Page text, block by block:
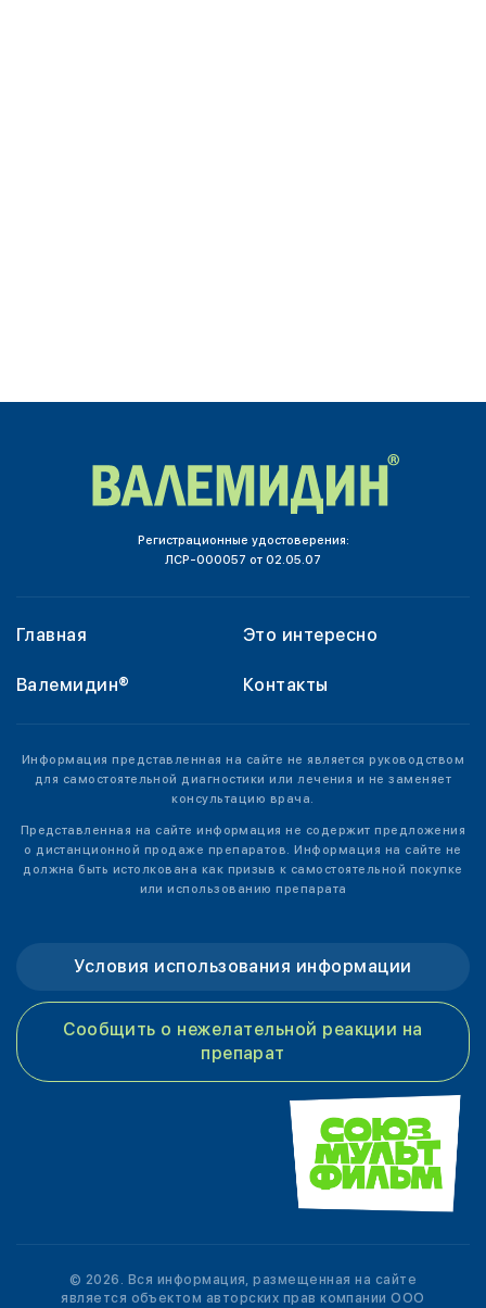
Регистрационные удостоверения:
ЛСР-000057 от 02.05.07
Главная
Валемидин®
Это интересно
Контакты
Информация представленная на сайте не является руководством
для самостоятельной диагностики или лечения и не заменяет
консультацию врача.
Представленная на сайте информация не содержит предложения
о дистанционной продаже препаратов. Информация на сайте не
должна быть истолкована как призыв к самостоятельной покупке
или использованию препарата
Условия использования информации
Сообщить о нежелательной реакции на
препарат
© 2026. Вся информация, размещенная на сайте
является объектом авторских прав компании ООО